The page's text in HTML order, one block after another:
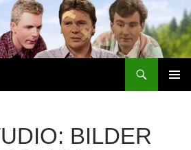
BILDER